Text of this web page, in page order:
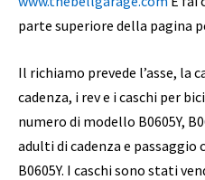
parte superiore della pagina
Il richiamo prevede l’asse, la
cadenza, i rev e i caschi per
numero di modello B0605Y,
adulti di cadenza e
B0605Y. I caschi sono stati